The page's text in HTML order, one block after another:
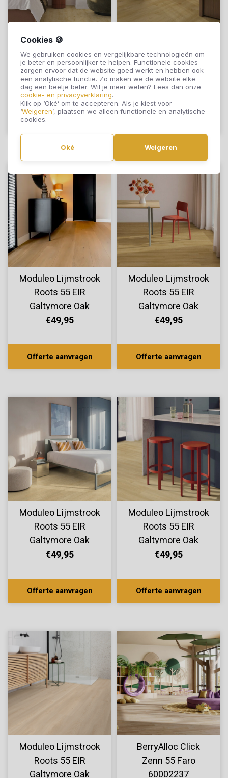
Cookies 🍪
We gebruiken cookies en vergelijkbare technologieën om
je beter en persoonlijker te helpen. Functionele cookies
zorgen ervoor dat de website goed werkt en hebben ook
een analytische functie. Zo maken we de website elke
dag een beetje beter. Wil je meer weten? Lees dan onze
cookie- en privacyverklaring.
Klik op ‘Oké’ om te accepteren. Als je kiest voor
‘Weigeren’, plaatsen we alleen functionele en analytische
cookies.
Oké Weigeren
Moduleo Lijmstrook
Roots 55 EIR
Galway Oak 87231
€49,95
Offerte aanvragen
Roots 55 EIR
Galtymore Oak
86879
€49,95
Moduleo Lijmstrook
Roots 55 EIR
Galtymore Oak
86871
€49,95
Offerte aanvragen
Moduleo Lijmstrook
Roots 55 EIR
Galtymore Oak
86346
€49,95
Offerte aanvragen
Moduleo Lijmstrook
Roots 55 EIR
Galtymore Oak
86230
€49,95
Offerte aanvragen
Moduleo Lijmstrook
Roots 55 EIR
Galtymore Oak
86215
€49,95
Offerte aanvragen
Moduleo Lijmstrook
Roots 55 EIR
Galtymore Oak
BerryAlloc Click
Zenn 55 Faro
60002237